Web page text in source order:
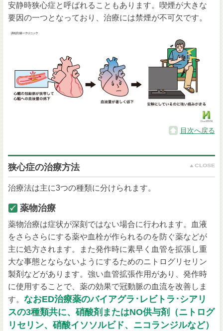
安静時狭心症と呼ばれることもあります。喫煙が大きな
要因の一つとなっており、治療には禁煙が不可欠です。
目次へ戻る
狭心症の治療方法
治療法は主に3つの種類に分けられます。
薬物治療
薬物治療は症状が深刻ではない場合に行われます。血液
をさらさらにする薬や血栓が作られるのを防ぐ薬などが
主に処方されます。また発作時に素早く血管を拡張し重
大な事態とならないようにするためのニトログリセリン
製剤などがあります。強い血管拡張作用があり、発作時
に使用することで、薬の効果で冠動脈の血流を改善しま
す。なおED治療薬のバイアグラ･レビトラ･シアリ
スの3種類共に、硝酸剤またはNO供与剤（ニトログ
リセリン、硝酸イソソルビド、ニコランジルなど）